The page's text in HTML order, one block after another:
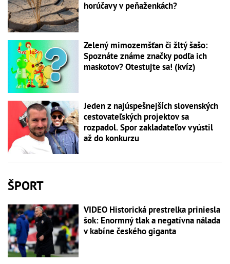
horúčavy v peňaženkách?
Zelený mimozemšťan či žltý šašo:
Spoznáte známe značky podľa ich
maskotov? Otestujte sa! (kvíz)
Jeden z najúspešnejších slovenských
cestovateľských projektov sa
rozpadol. Spor zakladateľov vyústil
až do konkurzu
ŠPORT
VIDEO Historická prestrelka priniesla
šok: Enormný tlak a negatívna nálada
v kabíne českého giganta